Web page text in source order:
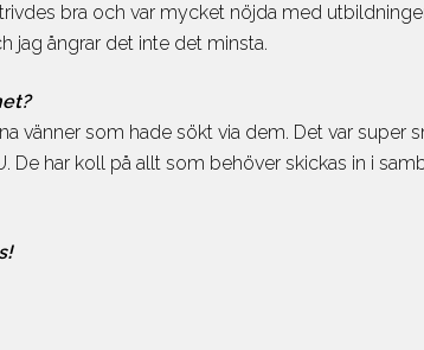
bra och var mycket nöjda med
jag ångrar det inte det minsta.
vänner som hade sökt via dem. Det var
De har koll på allt som behöver skickas in i